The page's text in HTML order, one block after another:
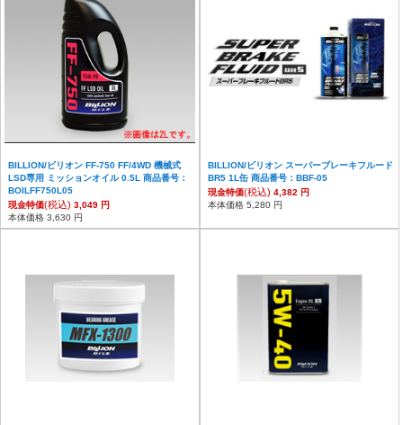
BILLION/ビリオン FF-750 FF/4WD 機械式
LSD専用 ミッションオイル 0.5L 商品番号：
BOILFF750L05
現金特価(税込) 3,049 円
本体価格 3,630 円
BILLION/ビリオン スーパーブレーキフルード
BR5 1L缶 商品番号：BBF-05
現金特価(税込) 4,382 円
本体価格 5,280 円